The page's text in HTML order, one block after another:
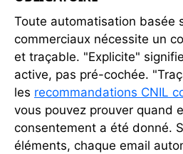
Toute automatisation basée
commerciaux nécessite un
et traçable. "Explicite"
active, pas pré-cochée.
les recommandations CNIL
vous pouvez prouver quand
consentement a été donné.
éléments, chaque email